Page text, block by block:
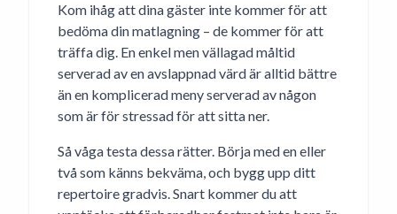
Kom ihåg att dina gäster inte kommer för att
bedöma din matlagning – de kommer för att
träffa dig. En enkel men vällagad måltid
serverad av en avslappnad värd är alltid bättre
än en komplicerad meny serverad av någon
som är för stressad för att sitta ner.
Så våga testa dessa rätter. Börja med en eller
två som känns bekväma, och bygg upp ditt
repertoire gradvis. Snart kommer du att